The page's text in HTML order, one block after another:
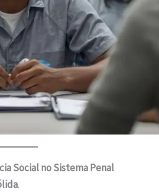
Social no Sistema Penal
.